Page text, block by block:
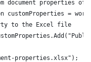
properties of
customProperties =
to the Excel file
properties.xlsx");